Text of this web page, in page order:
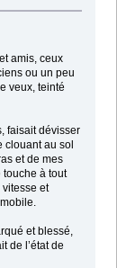
amis, ceux
ou un peu
veux, teinté
faisait dévisser
clouant au sol
et de mes
à tout
et
et blessé,
de l’état de